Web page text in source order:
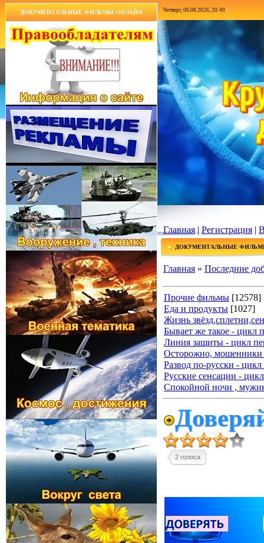
ДОКУМЕНТАЛЬНЫЕ ФИЛЬМЫ ОНЛАЙН Четверг, 06.08.2026, 20:49
Главная|Регистрация |
ДОКУМЕНТАЛЬНЫЕ
Главная » Последние
Прочие фильмы [12578]
Еда и продукты [1027]
Жизнь
Бывает же такое - цикл
Линия защиты - цикл
Осторожно, мошенники
Развод по-русски - цикл
Русские сенсации -
Спокойной ночи ,
2 голоса